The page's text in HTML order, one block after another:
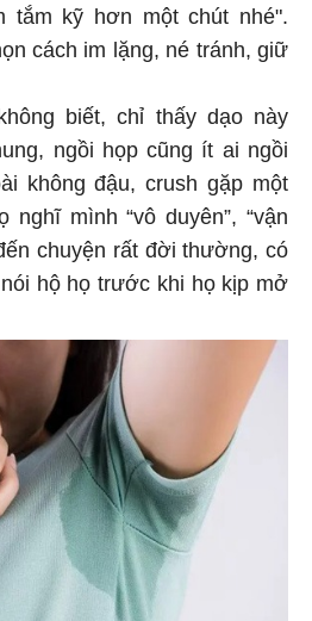
tắm kỹ hơn một chút nhé".
cách im lặng, né tránh, giữ
biết, chỉ thấy dạo này
ngồi họp cũng ít ai ngồi
không đậu, crush gặp một
mình “vô duyên”, “vận
chuyện rất đời thường, có
hộ họ trước khi họ kịp mở